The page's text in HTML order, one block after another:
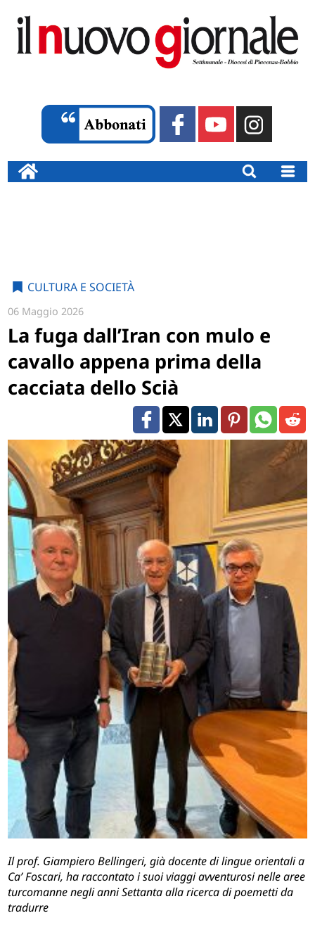
CULTURA E SOCIETÀ
06 Maggio 2026
La fuga dall’Iran con mulo e
cavallo appena prima della
cacciata dello Scià
Il prof. Giampiero Bellingeri, già docente di lingue orientali a
Ca’ Foscari, ha raccontato i suoi viaggi avventurosi nelle aree
turcomanne negli anni Settanta alla ricerca di poemetti da
tradurre